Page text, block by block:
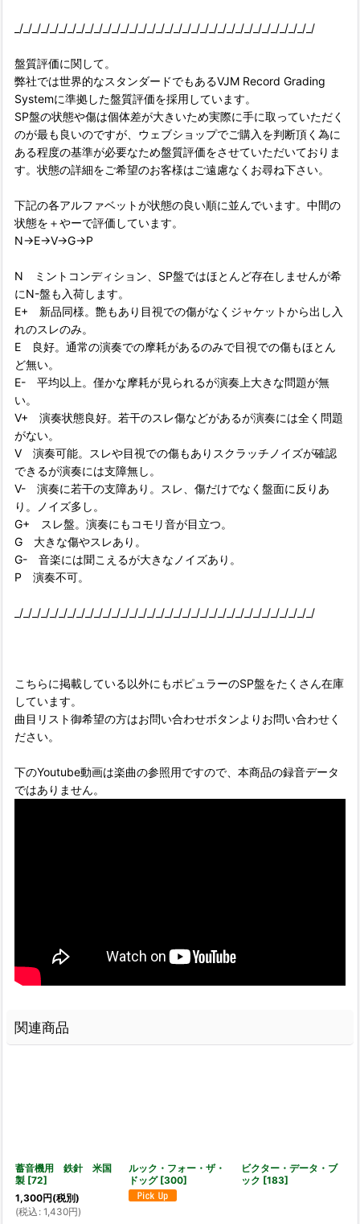
_/_/_/_/_/_/_/_/_/_/_/_/_/_/_/_/_/_/_/_/_/_/_/_/_/_/_/_/_/_/_/_/_/_/
盤質評価に関して。
弊社では世界的なスタンダードでもあるVJM Record Grading
Systemに準拠した盤質評価を採用しています。
SP盤の状態や傷は個体差が大きいため実際に手に取っていただく
のが最も良いのですが、ウェブショップでご購入を判断頂く為に
ある程度の基準が必要なため盤質評価をさせていただいておりま
す。状態の詳細をご希望のお客様はご遠慮なくお尋ね下さい。
下記の各アルファベットが状態の良い順に並んでいます。中間の
状態を＋やーで評価しています。
N→E→V→G→P
N ミントコンディション、SP盤ではほとんど存在しませんが希
にN-盤も入荷します。
E+ 新品同様。艶もあり目視での傷がなくジャケットから出し入
れのスレのみ。
E 良好。通常の演奏での摩耗があるのみで目視での傷もほとん
ど無い。
E- 平均以上。僅かな摩耗が見られるが演奏上大きな問題が無
い。
V+ 演奏状態良好。若干のスレ傷などがあるが演奏には全く問題
がない。
V 演奏可能。スレや目視での傷もありスクラッチノイズが確認
できるが演奏には支障無し。
V- 演奏に若干の支障あり。スレ、傷だけでなく盤面に反りあ
り。ノイズ多し。
G+ スレ盤。演奏にもコモリ音が目立つ。
G 大きな傷やスレあり。
G- 音楽には聞こえるが大きなノイズあり。
P 演奏不可。
_/_/_/_/_/_/_/_/_/_/_/_/_/_/_/_/_/_/_/_/_/_/_/_/_/_/_/_/_/_/_/_/_/_/
こちらに掲載している以外にもポピュラーのSP盤をたくさん在庫
しています。
曲目リスト御希望の方はお問い合わせボタンよりお問い合わせく
ださい。
下のYoutube動画は楽曲の参照用ですので、本商品の録音データ
ではありません。
関連商品
蓄音機用 鉄針 米国
製 [72]
1,300円(税別)
(税込 : 1,430円)
ルック・フォー・ザ・
ドッグ [300]
ビクター・データ・ブ
ック [183]